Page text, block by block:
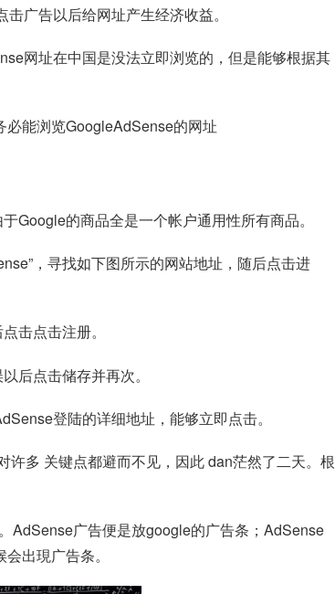
广告以后给网址产生经济收益。
网址在中国是没法立即浏览的，但是能够根据其
能浏览GoogleAdSense的网址
Google的商品全是一个帐户通用性所有商品。
，寻找如下图所示的网站地址，随后点击进
击点击注册。
后点击储存并再次。
登陆的详细地址，能够立即点击。
多 关键点都避而不见，因此 dan茫然了二天。根
AdSense广告便是放google的广告条；AdSense
出現广告条。